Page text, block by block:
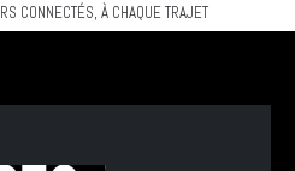
CONNECTÉS, À CHAQUE TRAJET